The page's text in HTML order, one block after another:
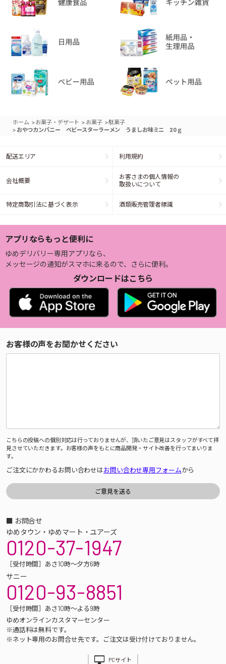
ホーム >お菓子・デザート > お菓子 >駄菓子
> おやつカンパニー ベビースターラーメン うましお味ミニ 20ｇ
配送エリア 利用規約
会社概要
お客さまの個人情報の
取扱いについて
特定商取引法に基づく表示 酒類販売管理者標識
アプリならもっと便利に
ゆめデリバリー専用アプリなら、
メッセージの通知がスマホに来るので、さらに便利。
ダウンロードはこちら
お客様の声をお聞かせください
こちらの投稿への個別対応は行っておりませんが、頂いたご意見はスタッフがすべて拝
見させていただきます。お客様の声をもとに商品開発・サイト改善を行ってまいりま
す。
ご注文にかかわるお問い合わせはお問い合わせ専用フォームから
■ お問合せ
ゆめタウン・ゆめマート・ユアーズ
0120-37-1947
［受付時間］あさ10時～夕方6時
サニー
0120-93-8851
［受付時間］あさ10時～よる9時
ゆめオンラインカスタマーセンター
※通話料は無料です。
※ネット専用のお問合せ先です。ご注文は受け付けておりません。
PCサイト